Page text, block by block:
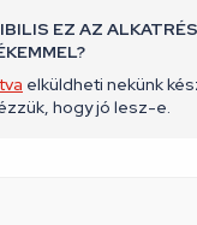
EZ AZ
elküldheti nekünk
hogy jó lesz-e.